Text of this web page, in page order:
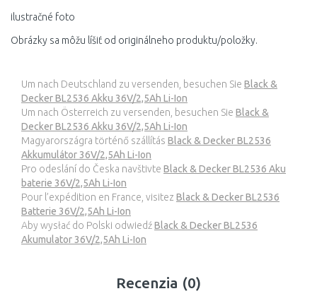
ilustračné foto
Obrázky sa môžu líšiť od originálneho produktu/položky.
Um nach Deutschland zu versenden, besuchen Sie Black &
Decker BL2536 Akku 36V/2,5Ah Li-Ion
Um nach Österreich zu versenden, besuchen Sie Black &
Decker BL2536 Akku 36V/2,5Ah Li-Ion
Magyarországra történő szállítás Black & Decker BL2536
Akkumulátor 36V/2,5Ah Li-Ion
Pro odeslání do Česka navštivte Black & Decker BL2536 Aku
baterie 36V/2,5Ah Li-Ion
Pour l’expédition en France, visitez Black & Decker BL2536
Batterie 36V/2,5Ah Li-Ion
Aby wysłać do Polski odwiedźBlack & Decker BL2536
Akumulator 36V/2,5Ah Li-Ion
Recenzia (0)